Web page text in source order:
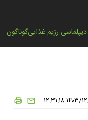
رژیم غذاییگوناگون